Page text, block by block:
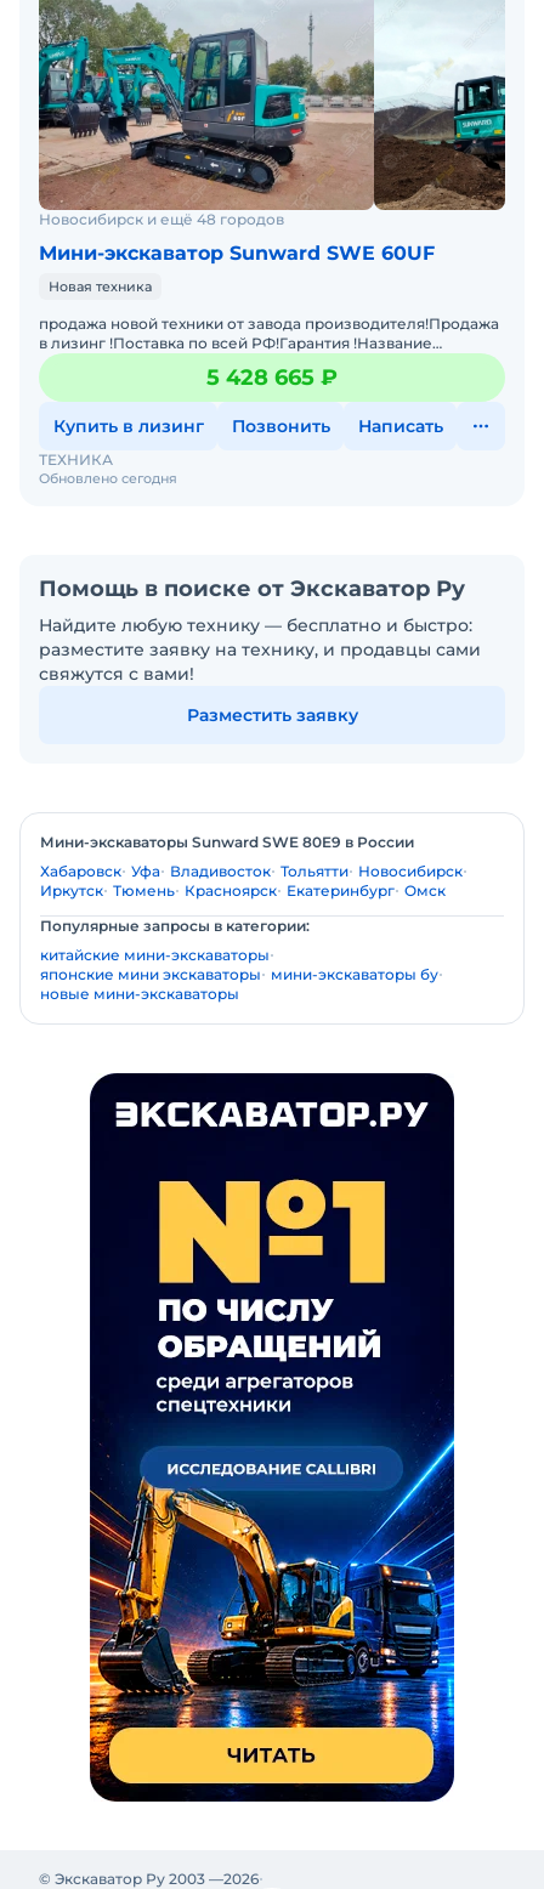
Новосибирск и ещё 48 городов
Мини-экскаватор Sunward SWE 60UF
Новая техника
продажа новой техники от завода производителя!Продажа
в лизинг !Поставка по всей РФ!Гарантия !Название
ХарактеристикМасса: 6 000 кгСпособность преодолевать
подъ
5 428 665 ₽
Купить в лизинг Позвонить Написать
Обновлено сегодня
ТЕХНИКА
Помощь в поиске от Экскаватор Ру
Найдите любую технику — бесплатно и быстро:
разместите заявку на технику, и продавцы сами
свяжутся с вами!
Разместить заявку
Мини-экскаваторы Sunward SWE 80E9 в России
Хабаровск Уфа Владивосток Тольятти Новосибирск
Иркутск Тюмень Красноярск Екатеринбург Омск
Популярные запросы в категории:
китайские мини-экскаваторы
японские мини экскаваторы
мини-экскаваторы бу
новые мини-экскаваторы
© Экскаватор Ру 2003 —2026